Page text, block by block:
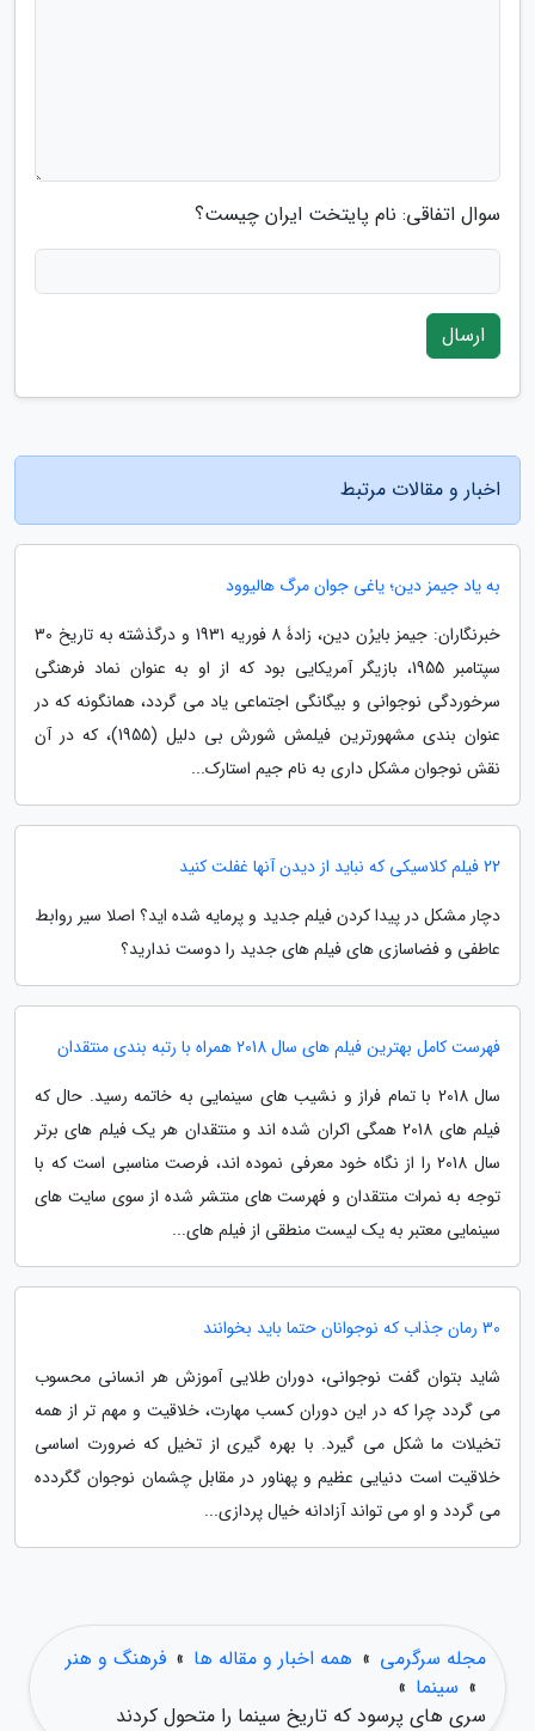
سوال اتفاقی: نام پایتخت ایران چیست؟
ارسال
اخبار و مقالات مرتبط
به یاد جیمز دین؛ یاغی جوان مرگ هالیوود
خبرنگاران: جیمز بایرُن دین، زادۀ 8 فوریه 1931 و درگذشته به تاریخ 30
سپتامبر 1955، بازیگر آمریکایی بود که از او به عنوان نماد فرهنگی
سرخوردگی نوجوانی و بیگانگی اجتماعی یاد می گردد، همانگونه که در
عنوان بندی مشهورترین فیلمش شورش بی دلیل (1955)، که در آن
نقش نوجوان مشکل داری به نام جیم استارک...
22 فیلم کلاسیکی که نباید از دیدن آنها غفلت کنید
دچار مشکل در پیدا کردن فیلم جدید و پرمایه شده اید؟ اصلا سیر روابط
عاطفی و فضاسازی های فیلم های جدید را دوست ندارید؟
فهرست کامل بهترین فیلم های سال 2018 همراه با رتبه بندی منتقدان
سال 2018 با تمام فراز و نشیب های سینمایی به خاتمه رسید. حال که
فیلم های 2018 همگی اکران شده اند و منتقدان هر یک فیلم های برتر
سال 2018 را از نگاه خود معرفی نموده اند، فرصت مناسبی است که با
توجه به نمرات منتقدان و فهرست های منتشر شده از سوی سایت های
سینمایی معتبر به یک لیست منطقی از فیلم های...
30 رمان جذاب که نوجوانان حتما باید بخوانند
شاید بتوان گفت نوجوانی، دوران طلایی آموزش هر انسانی محسوب
می گردد چرا که در این دوران کسب مهارت، خلاقیت و مهم تر از همه
تخیلات ما شکل می گیرد. با بهره گیری از تخیل که ضرورت اساسی
خلاقیت است دنیایی عظیم و پهناور در مقابل چشمان نوجوان گگردده
می گردد و او می تواند آزادانه خیال پردازی...
مجله سرگرمی » همه اخبار و مقاله ها » فرهنگ و هنر
» سینما »
سری های پرسود که تاریخ سینما را متحول کردند